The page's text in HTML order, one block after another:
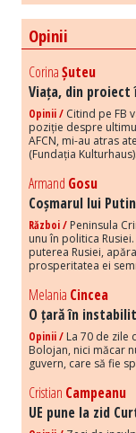
Opinii
CorinaȘuteu
Viața, din proiect
Opinii / Citind pe FB
poziție despre
AFCN, mi-au atras
(Fundația Kulturhaus).
Armand Gosu
Coșmarul lui
Război / Peninsula
unu în politica
puterea Rusiei,
prosperitatea ei
Melania Cincea
O țară în
Opinii / La 70 de zile
Bolojan, nici măcar
guvern, care să fie
Cristian Campeanu
UE pune la zid